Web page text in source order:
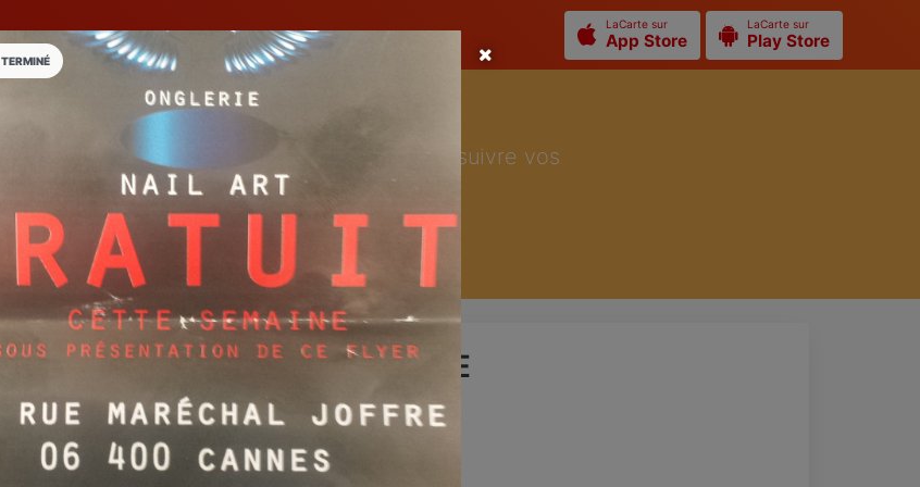
LaCarte sur
App Store
LaCarte sur
Play Store
Installez l'App LaCarte
Téléchargez gratuitement l'app LaCarte pour suivre vos
commerces favoris et ne rien rater !
Télécharger
NAGEL ONGLERIE
Cannes
TERMINÉ